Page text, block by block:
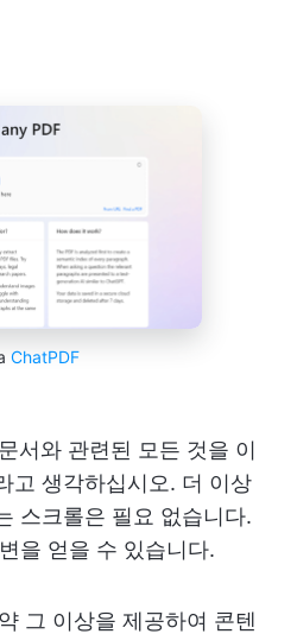
ChatPDF
서와 관련된 모든 것을 이
고 생각하십시오. 더 이상
스크롤은 필요 없습니다.
을 얻을 수 있습니다.
그 이상을 제공하여 콘텐